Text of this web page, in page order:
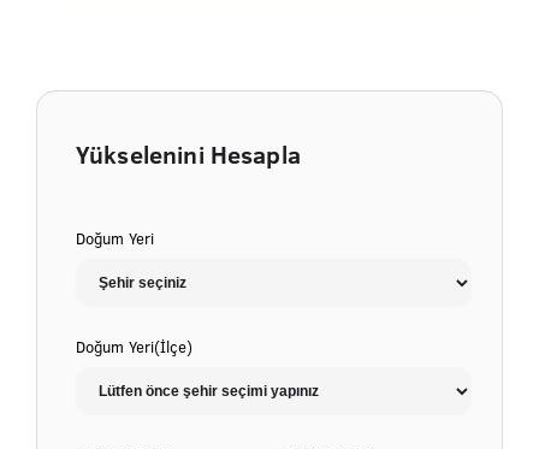
Yükselenini Hesapla
Doğum Yeri
Doğum Yeri(İlçe)